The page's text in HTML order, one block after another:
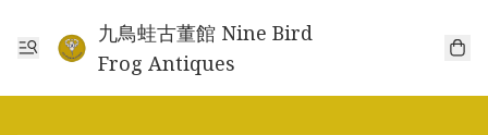
九鳥蛙古董館 Nine Bird
Frog Antiques